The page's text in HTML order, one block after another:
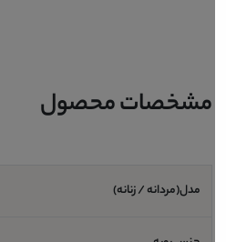
مشخصات محصول
مدل(مردانه / زنانه)